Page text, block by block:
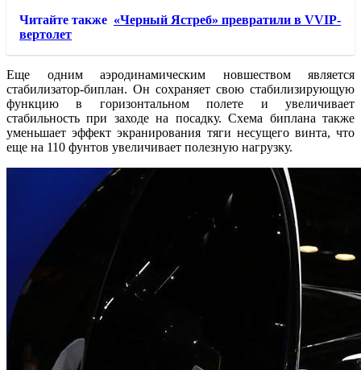
Читайте также «Черный Ястреб» превратили в VVIP-
вертолет
Еще одним аэродинамическим новшеством является
стабилизатор-биплан. Он сохраняет свою стабилизирующую
функцию в горизонтальном полете и увеличивает
стабильность при заходе на посадку. Схема биплана также
уменьшает эффект экранирования тяги несущего винта, что
еще на 110 фунтов увеличивает полезную нагрузку.